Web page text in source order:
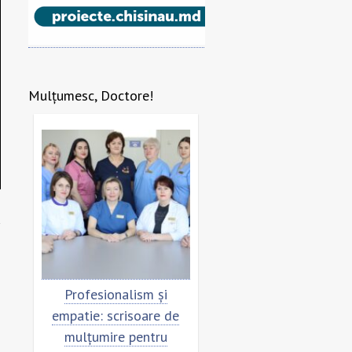
Mulțumesc, Doctore!
Profesionalism și
empatie: scrisoare de
mulțumire pentru